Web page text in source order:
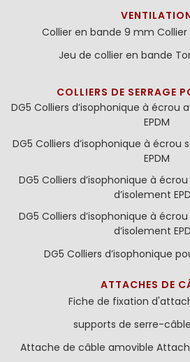
Collier en bande 9 mm
Jeu de collier en bande
COLLIERS DE SERRAGE
DG5 Colliers d’isophonique à écrou
EPDM
DG5 Colliers d’isophonique à écrou
EPDM
DG5 Colliers d’isophonique à
d’isolement
DG5 Colliers d’isophonique à
d’isolement
DG5 Colliers d’isophonique
ATTACHES DE
Fiche de fixation
supports de serre-
Attache de câble amovible